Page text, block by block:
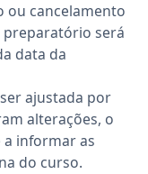
ou cancelamento
preparatório será
data da
ajustada por
alterações, o
informar as
do curso.